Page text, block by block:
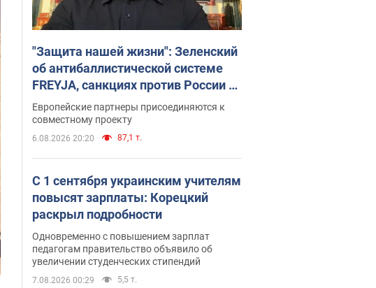
"Защита нашей жизни": Зеленский
об антибаллистической системе
FREYJA, санкциях против России и
поддержке аграриев. Видео
Европейские партнеры присоединяются к
совместному проекту
6.08.2026 20:20 87,1 т.
С 1 сентября украинским учителям
повысят зарплаты: Корецкий
раскрыл подробности
Одновременно с повышением зарплат
педагогам правительство объявило об
увеличении студенческих стипендий
7.08.2026 00:29 5,5 т.